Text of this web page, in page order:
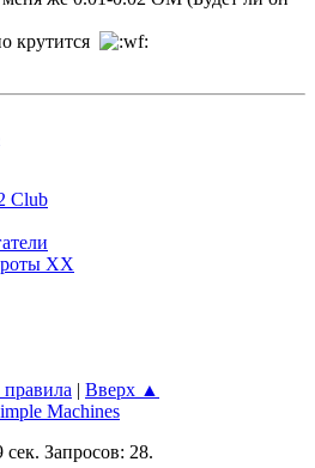
крутится
Club
ХХ
| Вверх ▲
Machines
сек. Запросов: 28.